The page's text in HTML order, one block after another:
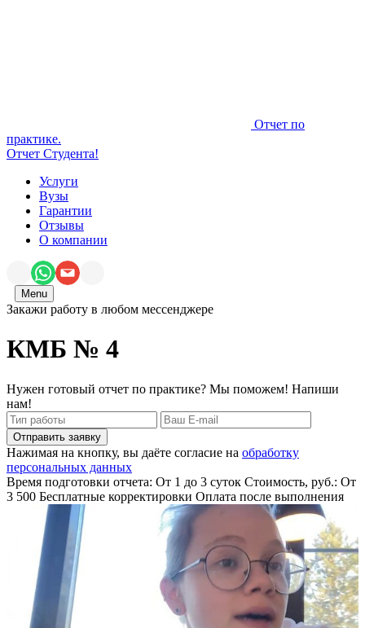
Отчет по
практике.
Отчет Студента!
Услуги
Вузы
Гарантии
Отзывы
О компании
Menu
Закажи работу в любом мессенджере
КМБ № 4
Нужен готовый отчет по практике? Мы поможем! Напиши
нам!
Отправить заявку
Нажимая на кнопку, вы даёте согласие на обработку
персональных данных
Время подготовки отчета: От 1 до 3 суток Стоимость, руб.: От
3 500 Бесплатные корректировки Оплата после выполнения